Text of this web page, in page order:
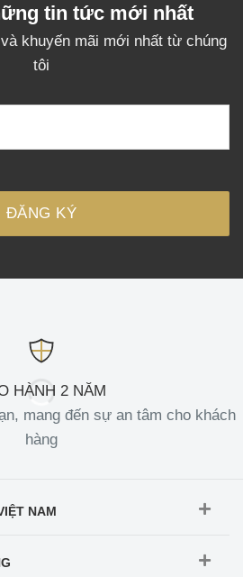
tin tức mới nhất
khuyến mãi mới nhất từ chúng
tôi
HÀNH 2 NĂM
mang đến sự an tâm cho khách
hàng
NAM